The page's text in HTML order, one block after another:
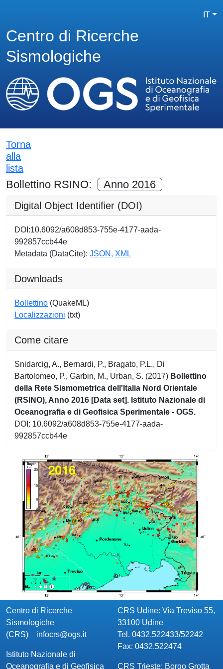
IT
Centro di Ricerche
Sismologiche
Torna
alla
lista
Bollettino RSINO: Anno 2016
Digital Object Identifier (DOI)
DOI:10.6092/a608d853-755e-4177-aada-
992857ccb44e
Metadata (DataCite): JSON, XML
Downloads
Bollettino (QuakeML)
Localizzazioni (txt)
Come citare
Snidarcig, A., Bernardi, P., Bragato, P.L., Di
Bartolomeo, P., Garbin, M., Urban, S. (2017) Bollettino
della Rete Sismometrica dell'Italia Nord Orientale
(RSINO), Anno 2016 [Data set]. Istituto Nazionale di
Oceanografia e di Geofisica Sperimentale - OGS.
DOI: 10.6092/a608d853-755e-4177-aada-
992857ccb44e
Centro di Ricerche
Sismologiche
(CRS) infocrs@ogs.it
Istituto Nazionale di
Oceanografia e di Geofisica
CRS Udine: Via Treviso 55,
33100 Udine
Tel. 0432.522433/52242
Fax: 0432.522474
CRS Trieste: Borgo Grotta